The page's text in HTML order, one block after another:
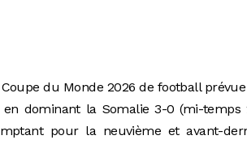
du Monde 2026 de football prévue
dominant la Somalie 3-0 (mi-temps
pour la neuvième et avant-